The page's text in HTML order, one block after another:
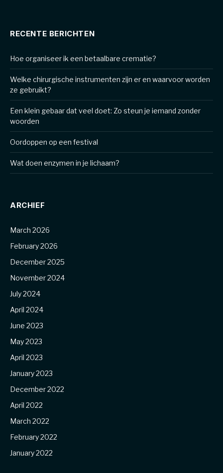
RECENTE BERICHTEN
Hoe organiseer ik een betaalbare crematie?
Welke chirurgische instrumenten zijn er en waarvoor worden
ze gebruikt?
Een klein gebaar dat veel doet: Zo steun je iemand zonder
woorden
Oordoppen op een festival
Wat doen enzymen in je lichaam?
ARCHIEF
March 2026
February 2026
December 2025
November 2024
July 2024
April 2024
June 2023
May 2023
April 2023
January 2023
December 2022
April 2022
March 2022
February 2022
January 2022